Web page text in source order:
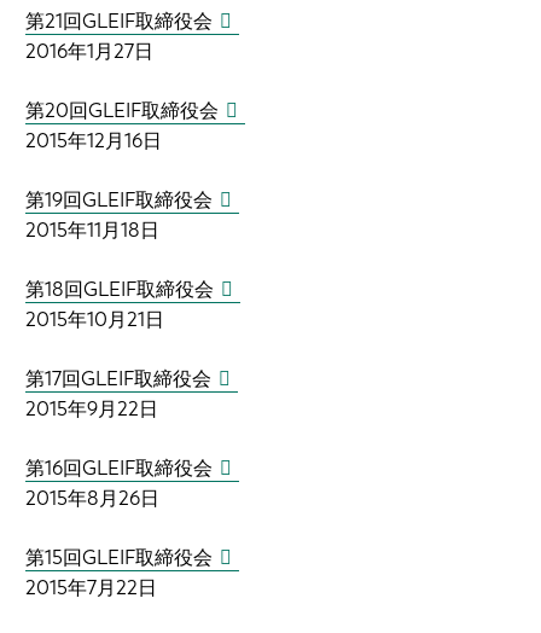
第21回GLEIF取締役会
2016年1月27日
第20回GLEIF取締役会
2015年12月16日
第19回GLEIF取締役会
2015年11月18日
第18回GLEIF取締役会
2015年10月21日
第17回GLEIF取締役会
2015年9月22日
第16回GLEIF取締役会
2015年8月26日
第15回GLEIF取締役会
2015年7月22日